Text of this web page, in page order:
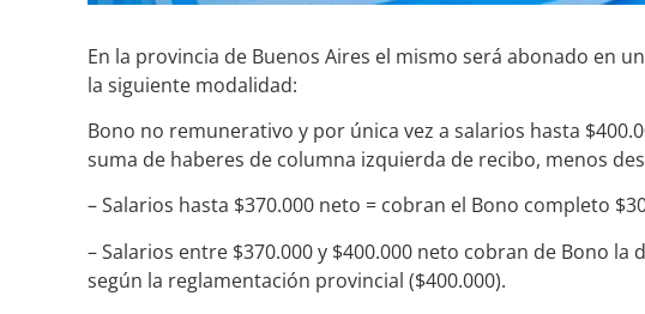
En la provincia de Buenos Aires el mismo será abonado en
la siguiente modalidad:
Bono no remunerativo y por única vez a salarios hasta
suma de haberes de columna izquierda de recibo, menos
– Salarios hasta $370.000 neto = cobran el Bono completo
– Salarios entre $370.000 y $400.000 neto cobran de Bono
según la reglamentación provincial ($400.000).